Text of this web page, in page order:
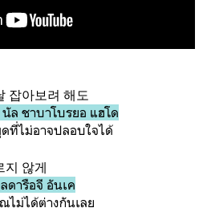
잡아보려 해도
ล ชาบาโบรยอ แฮโด
ที่ไม่อาจปลอบใจได้
지 않게
ดารือจี อันเค
ไม่ได้ต่างกันเลย